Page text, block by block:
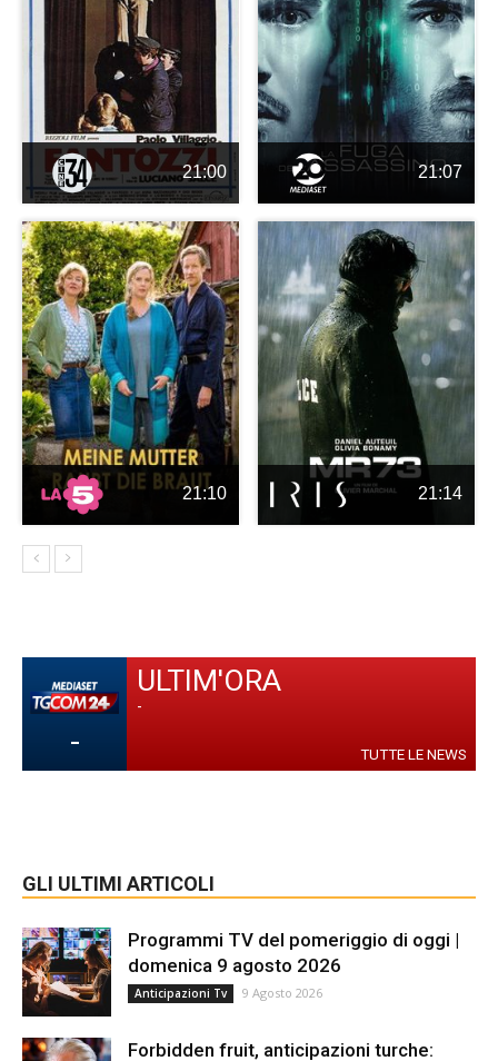
21:00 21:07
21:10 21:14
-
ULTIM'ORA
-
TUTTE LE NEWS
GLI ULTIMI ARTICOLI
Programmi TV del pomeriggio di oggi |
domenica 9 agosto 2026
Anticipazioni Tv 9 Agosto 2026
Forbidden fruit, anticipazioni turche: